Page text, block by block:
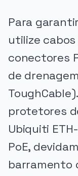
Para
utilize
conectores
de
protetores
Ubiquiti
PoE,
barramento